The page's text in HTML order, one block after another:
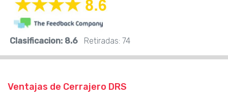
Clasificacion: 8.6 Retiradas: 74
Ventajas de Cerrajero DRS